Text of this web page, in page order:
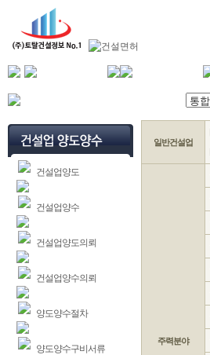
건설업양도
건설업양수
건설업양도의뢰
건설업양수의뢰
양도양수절차
양도양수구비서류
일반건설업
주력분야